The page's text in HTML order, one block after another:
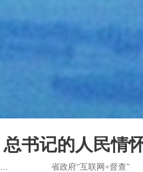
总书记的人民情
吉林省人民政府办公厅关于印发吉林省2024年营商环境优化重点行动方案的通知 省政府“互联网+督查”